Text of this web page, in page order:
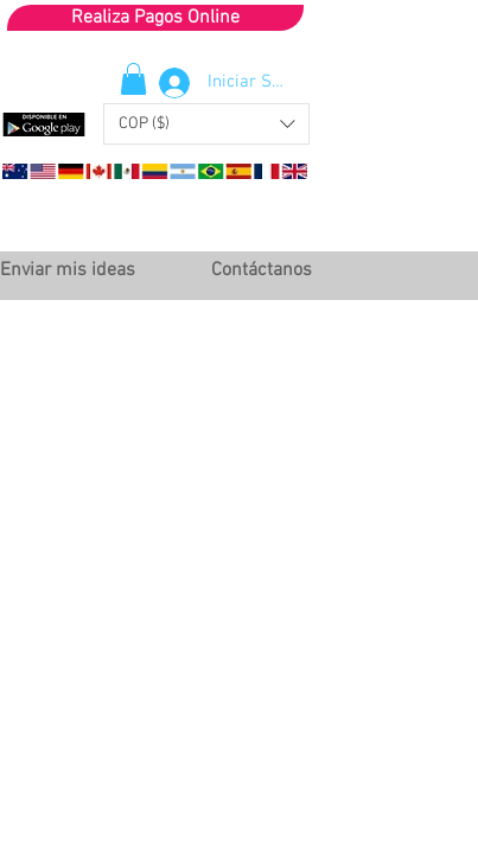
Realiza Pagos Online
COP ($)
Iniciar Sesión
Enviar mis ideas Contáctanos